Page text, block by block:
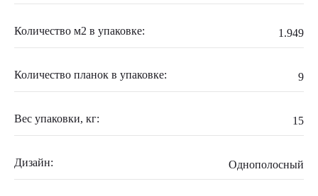
Количество м2 в упаковке: 1.949
Количество планок в упаковке: 9
Вес упаковки, кг: 15
Дизайн: Однополосный